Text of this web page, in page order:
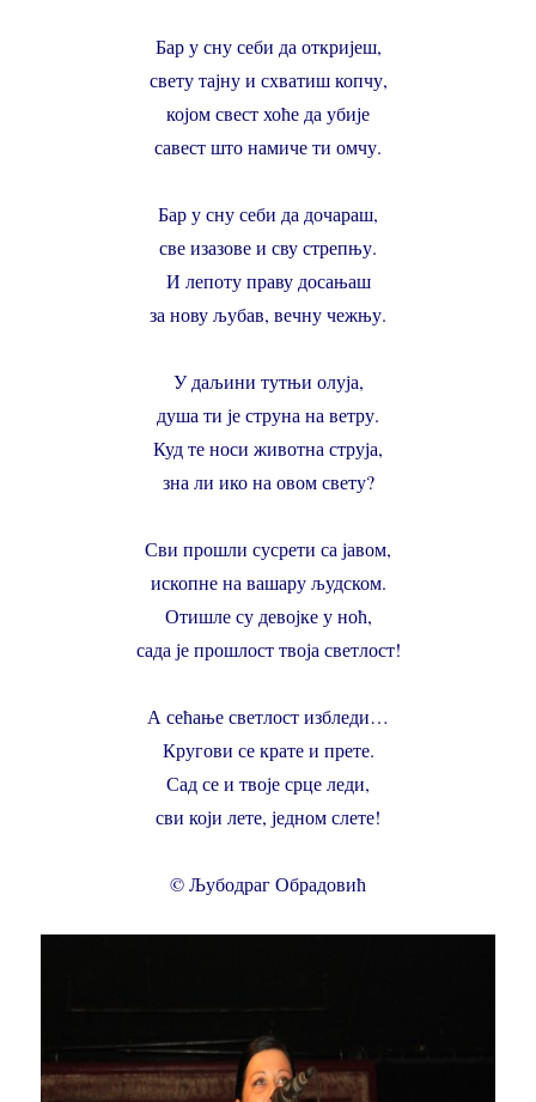
Бар у сну себи да откријеш,
свету тајну и схватиш копчу,
којом свест хоће да убије
савест што намиче ти омчу.
Бар у сну себи да дочараш,
све изазове и сву стрепњу.
И лепоту праву досањаш
за нову љубав, вечну чежњу.
У даљини тутњи олуја,
душа ти је струна на ветру.
Куд те носи животна струја,
зна ли ико на овом свету?
Сви прошли сусрети са јавом,
ископне на вашару људском.
Отишле су девојке у ноћ,
сада је прошлост твоја светлост!
А сећање светлост избледи…
Кругови се крате и прете.
Сад се и твоје срце леди,
сви који лете, једном слете!
© Љубодраг Обрадовић